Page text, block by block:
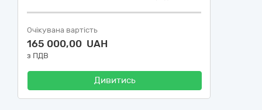
Очікувана вартість
165 000,00 UAH
з ПДВ
Дивитись